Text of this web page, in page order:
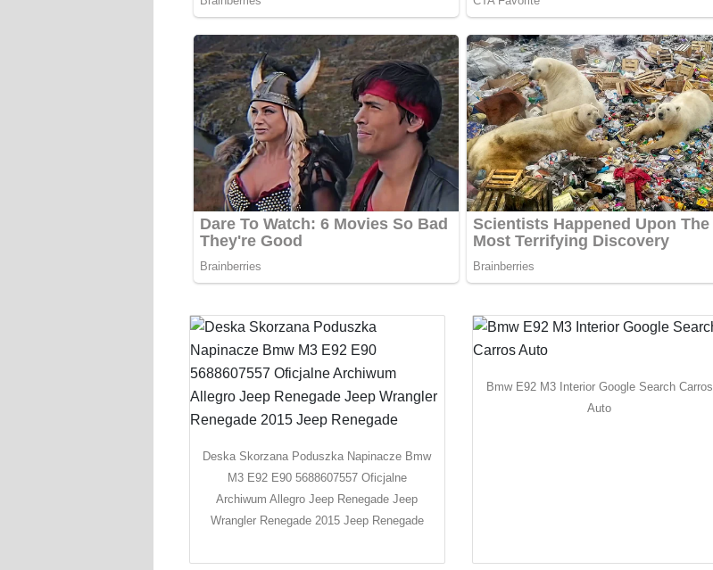
Deska Skorzana Poduszka Napinacze Bmw
M3 E92 E90 5688607557 Oficjalne
Archiwum Allegro Jeep Renegade Jeep
Wrangler Renegade 2015 Jeep Renegade
Bmw E92 M3 Interior Google Search Carros
Auto